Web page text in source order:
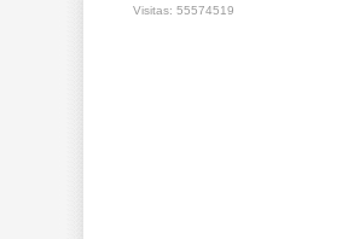
Visitas: 55574519